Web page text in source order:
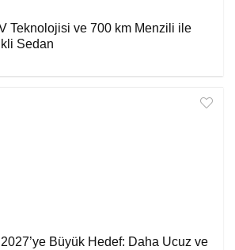
Teknolojisi ve 700 km Menzili ile
Sedan
Büyük Hedef: Daha Ucuz ve